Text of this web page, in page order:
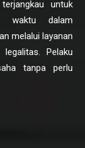
untuk
waktu dalam
melalui layanan
Pelaku
tanpa perlu